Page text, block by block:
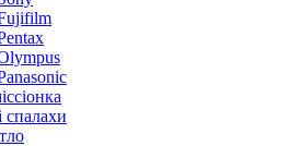
спалахи